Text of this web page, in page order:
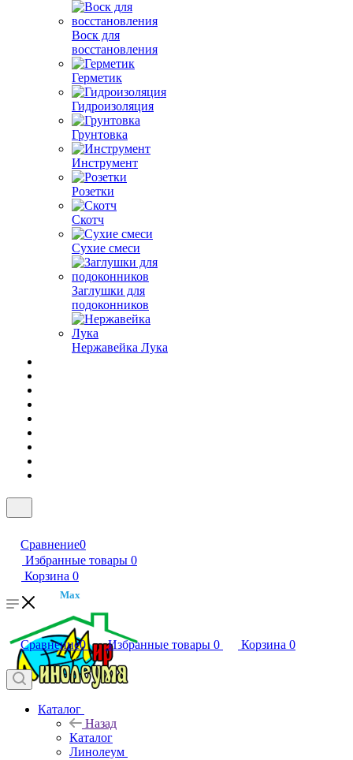
Воск для
восстановления
Герметик
Гидроизоляция
Грунтовка
Инструмент
Розетки
Скотч
Сухие смеси
Заглушки для
подоконников
Нержавейка Лука
Сравнение0
Избранные товары 0
Корзина 0
Max
Сравнение0 Избранные товары 0 Корзина 0
Каталог
Назад
Каталог
Линолеум